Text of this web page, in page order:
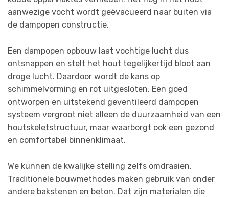
aanwezige vocht wordt geëvacueerd naar buiten via
de dampopen constructie.
Een dampopen opbouw laat vochtige lucht dus
ontsnappen en stelt het hout tegelijkertijd bloot aan
droge lucht. Daardoor wordt de kans op
schimmelvorming en rot uitgesloten. Een goed
ontworpen en uitstekend geventileerd dampopen
systeem vergroot niet alleen de duurzaamheid van een
houtskeletstructuur, maar waarborgt ook een gezond
en comfortabel binnenklimaat.
We kunnen de kwalijke stelling zelfs omdraaien.
Traditionele bouwmethodes maken gebruik van onder
andere bakstenen en beton. Dat zijn materialen die